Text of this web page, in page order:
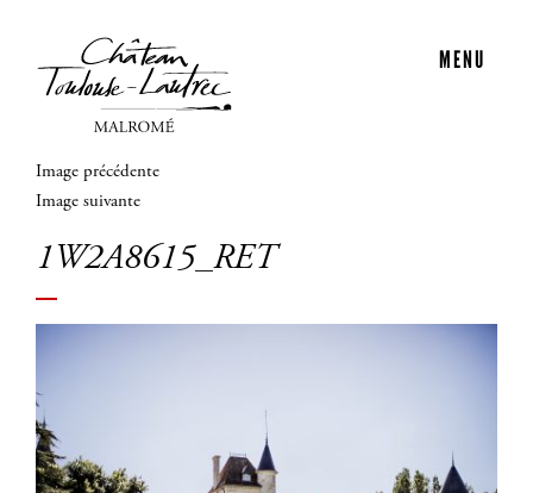
MENU
Image précédente
Image suivante
1W2A8615_RET